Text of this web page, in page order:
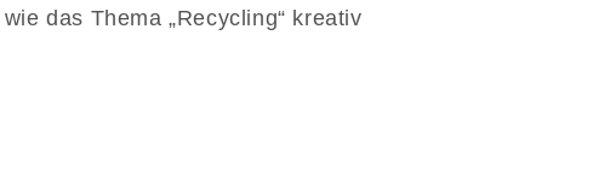
das Thema „Recycling“ kreativ